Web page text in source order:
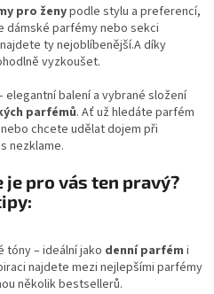
a
c
í
p
v
k
y
v
p
i
s
v
á
n
í
pro ženypodle stylu a preferencí,
dámské parfémy nebo sekci
ty nejoblíbenější.A díky
vyzkoušet.
elegantní balení a vybrané složení
parfémů. Ať už hledáte parfém
chcete udělat dojem při
nezklame.
pro vás ten pravý?
– ideální jako denní parfém i
najdete mezi nejlepšími parfémy
několik bestsellerů.